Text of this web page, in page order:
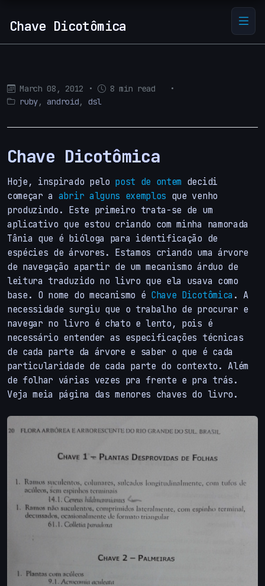
Chave Dicotômica
March 08, 2012 • 8 min read
•
ruby,android, dsl
Chave Dicotômica
Hoje, inspirado pelo post de ontem decidi
começar a abrir alguns exemplos que venho
produzindo. Este primeiro trata-se de um
aplicativo que estou criando com minha namorada
Tânia que é bióloga para identificação de
espécies de árvores. Estamos criando uma árvore
de navegação apartir de um mecanismo árduo de
leitura traduzido no livro que ela usava como
base. O nome do mecanismo é Chave Dicotômica . A
necessidade surgiu que o trabalho de procurar e
navegar no livro é chato e lento, pois é
necessário entender as especificações técnicas
de cada parte da árvore e saber o que é cada
particularidade de cada parte do contexto. Além
de folhar várias vezes pra frente e pra trás.
Veja meia página das menores chaves do livro.